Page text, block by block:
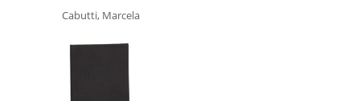
Cabutti, Marcela